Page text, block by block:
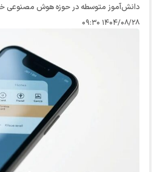
دانش‌آموز متوسطه در حوزه هوش مصنوعی
آموزشی در مقطع ابتدایی و طراحی
۱۴۰۴/۰۸/۲۸ ۰۹:۳۰